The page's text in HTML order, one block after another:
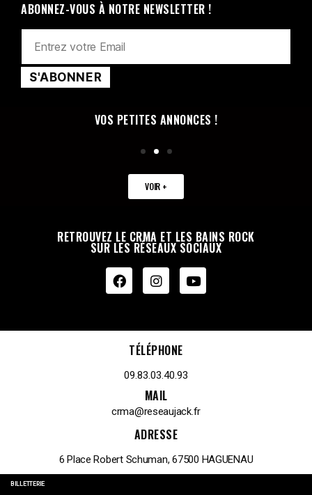
ABONNEZ-VOUS À NOTRE NEWSLETTER !
VOS PETITES ANNONCES !
VOIR +
RETROUVEZ LE CRMA ET LES BAINS ROCK
SUR LES RÉSEAUX SOCIAUX
TÉLÉPHONE
09.83.03.40.93
MAIL
crma@reseaujack.fr
ADRESSE
6 Place Robert Schuman, 67500 HAGUENAU
BILLETTERIE